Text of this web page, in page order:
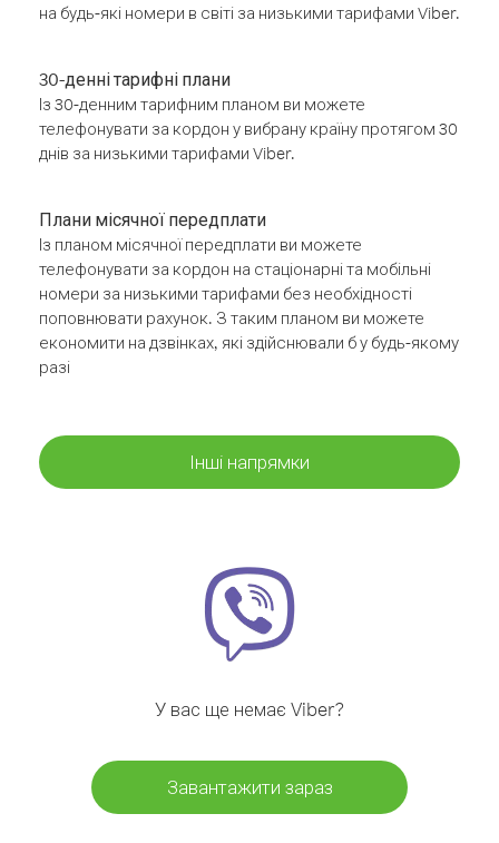
на будь-які номери в світі за низькими тарифами Viber.
30-денні тарифні плани
Із 30-денним тарифним планом ви можете
телефонувати за кордон у вибрану країну протягом 30
днів за низькими тарифами Viber.
Плани місячної передплати
Із планом місячної передплати ви можете
телефонувати за кордон на стаціонарні та мобільні
номери за низькими тарифами без необхідності
поповнювати рахунок. З таким планом ви можете
економити на дзвінках, які здійснювали б у будь-якому
разі
Інші напрямки
У вас ще немає Viber?
Завантажити зараз